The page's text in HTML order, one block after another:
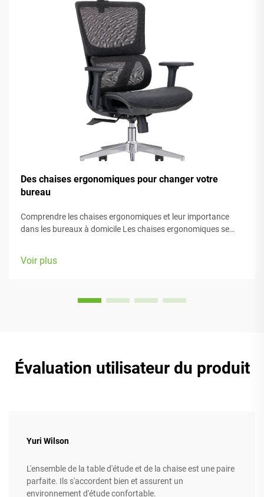
Des chaises ergonomiques pour changer votre
bureau
Comprendre les chaises ergonomiques et leur importance
dans les bureaux à domicile Les chaises ergonomiques se
types de morphologie et préférences. La plupart des modèles
Voir plus
Évaluation utilisateur du produit
Yuri Wilson
L'ensemble de la table d'étude et de la chaise est une paire
parfaite. Ils s'accordent bien et assurent un
environnement d'étude confortable.